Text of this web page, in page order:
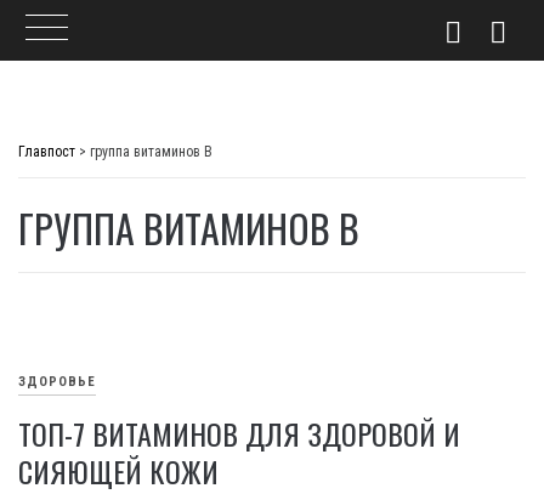
Главпост > группа витаминов В
ГРУППА ВИТАМИНОВ В
ЗДОРОВЬЕ
ТОП-7 ВИТАМИНОВ ДЛЯ ЗДОРОВОЙ И
СИЯЮЩЕЙ КОЖИ